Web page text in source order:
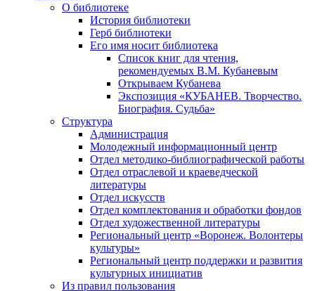
О библиотеке
История библиотеки
Герб библиотеки
Его имя носит библиотека
Список книг для чтения,
рекомендуемых В.М. Кубаневым
Открываем Кубанева
Экспозиция «КУБАНЕВ. Творчество.
Биография. Судьба»
Структура
Администрация
Молодежный информационный центр
Отдел методико-библиографической работы
Отдел отраслевой и краеведческой
литературы
Отдел искусств
Отдел комплектования и обработки фондов
Отдел художественной литературы
Региональный центр «Воронеж. Волонтеры
культуры»
Региональный центр поддержки и развития
культурных инициатив
Из правил пользования